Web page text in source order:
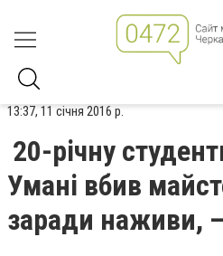
13:37, 11 січня 2016 р.
20-річну
Умані вбив
заради наживи, –